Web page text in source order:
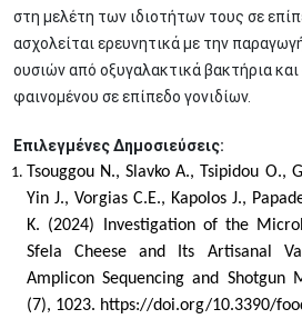
στη μελέτη των ιδιοτήτων τους σε
ασχολείται ερευνητικά με την
ουσιών από οξυγαλακτικά βακτήρια
φαινομένου σε επίπεδο γονιδίων.
Επιλεγμένες Δημοσιεύσεις:
Tsouggou N., Slavko A., Tsipidou O.,
Yin J., Vorgias C.E., Kapolos J.,
K. (2024) Investigation of the
Sfela Cheese and Its Artisanal
Amplicon Sequencing and Shotgun
(7), 1023. https://doi.org/10.3390/